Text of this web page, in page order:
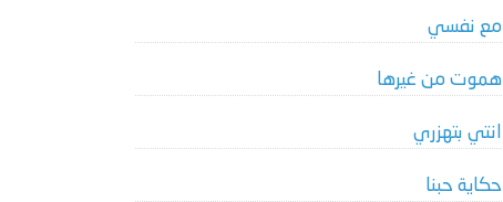
مع نفسي
هموت من غيرها
انتي بتهزري
حكاية حبنا